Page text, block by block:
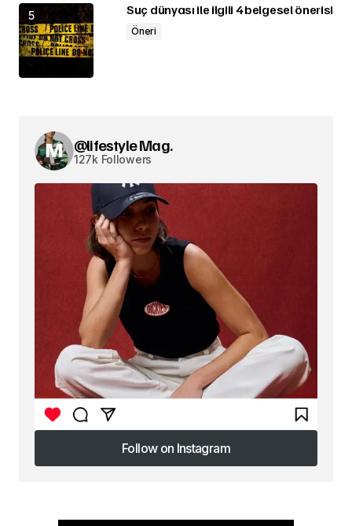
Suç dünyası ile ilgili 4 belgesel önerisi
Öneri
@lifestyle Mag.
127k Followers
Follow on Instagram
Follow on Instagram